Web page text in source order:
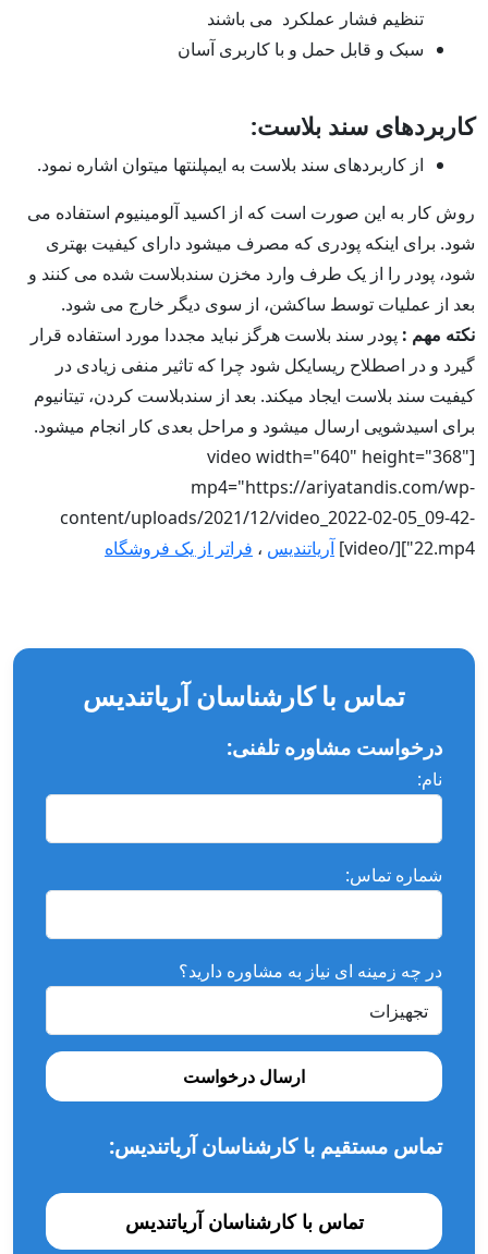
تنظیم فشار عملکرد می باشند
سبک و قابل حمل و با کاربری آسان
کاربردهای سند بلاست:
از کاربردهای سند بلاست به ایمپلنتها میتوان اشاره نمود.
روش کار به این صورت است که از اکسید آلومینیوم استفاده می
شود. برای اینکه پودری که مصرف میشود دارای کیفیت بهتری
شود، پودر را از یک طرف وارد مخزن سندبلاست شده می کنند و
بعد از عملیات توسط ساکشن، از سوی دیگر خارج می شود.
نکته مهم : پودر سند بلاست هرگز نباید مجددا مورد استفاده قرار
گیرد و در اصطلاح ریسایکل شود چرا که تاثیر منفی زیادی در
کیفیت سند بلاست ایجاد میکند. بعد از سندبلاست کردن، تیتانیوم
برای اسیدشویی ارسال میشود و مراحل بعدی کار انجام میشود.
[video width="640" height="368"
mp4="https://ariyatandis.com/wp-
content/uploads/2021/12/video_2022-02-05_09-42-
22.mp4"][/video]
آریاتندیس ، فراتر از یک فروشگاه
تماس با کارشناسان آریاتندیس
درخواست مشاوره تلفنی:
نام:
شماره تماس:
در چه زمینه ای نیاز به مشاوره دارید؟
ارسال درخواست
تماس مستقیم با کارشناسان آریاتندیس:
تماس با کارشناسان آریاتندیس